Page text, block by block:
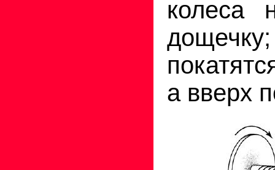
колеса
а вверх